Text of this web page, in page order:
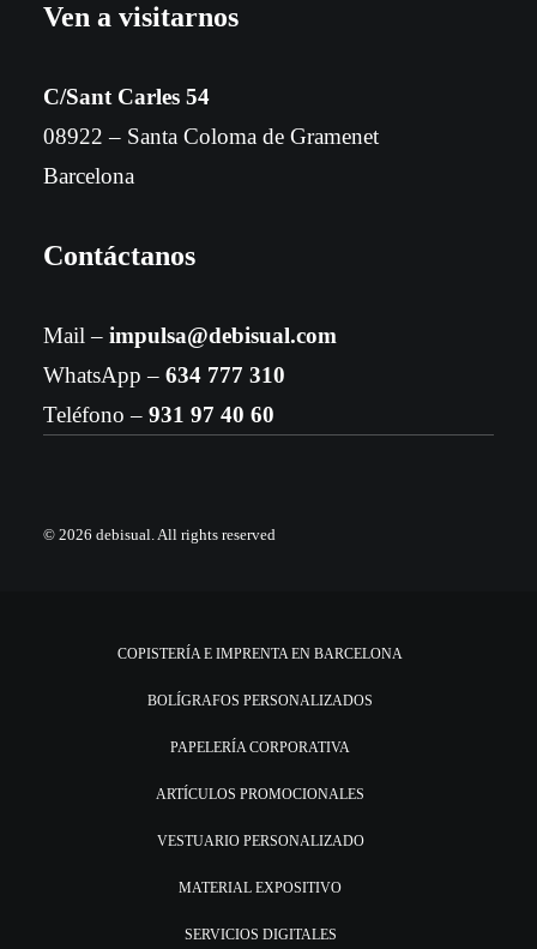
Ven a visitarnos
C/Sant Carles 54
08922 – Santa Coloma de Gramenet
Barcelona
Contáctanos
Mail – impulsa@debisual.com
WhatsApp – 634 777 310
Teléfono – 931 97 40 60
© 2026 debisual.All rights reserved
COPISTERÍA E IMPRENTA EN BARCELONA
BOLÍGRAFOS PERSONALIZADOS
PAPELERÍA CORPORATIVA
ARTÍCULOS PROMOCIONALES
VESTUARIO PERSONALIZADO
MATERIAL EXPOSITIVO
SERVICIOS DIGITALES